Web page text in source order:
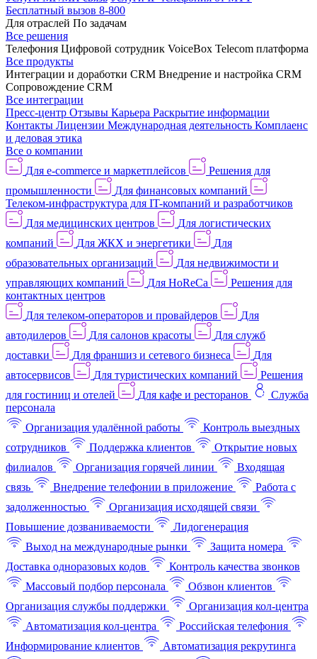
Бесплатный вызов 8-800
Для отраслей По задачам
Все решения
Телефония Цифровой сотрудник VoiceBox Telecom платформа
Все продукты
Интеграции и доработки CRM Внедрение и настройка CRM
Сопровождение CRM
Все интеграции
Пресс-центр Отзывы Карьера Раскрытие информации
Контакты Лицензии Международная деятельность Комплаенс
и деловая этика
Все о компании
Для e-commerce и маркетплейсов
Решения для
промышленности
Для финансовых компаний
Телеком-инфраструктура для IT-компаний и разработчиков
Для медицинских центров
Для логистических
компаний
Для ЖКХ и энергетики
Для
образовательных организаций
Для недвижимости и
управляющих компаний
Для HoReCa
Решения для
контактных центров
Для телеком-операторов и провайдеров
Для
автодилеров
Для салонов красоты
Для служб
доставки
Для франшиз и сетевого бизнеса
Для
автосервисов
Для туристических компаний
Решения
для гостиниц и отелей
Для кафе и ресторанов
Служба
персонала
Организация удалённой работы
Контроль выездных
сотрудников
Поддержка клиентов
Открытие новых
филиалов
Организация горячей линии
Входящая
связь
Внедрение телефонии в приложение
Работа с
задолженностью
Организация исходящей связи
Повышение дозваниваемости
Лидогенерация
Выход на международные рынки
Защита номера
Доставка одноразовых кодов
Контроль качества звонков
Массовый подбор персонала
Обзвон клиентов
Организация службы поддержки
Организация кол-центра
Автоматизация кол-центра
Российская телефония
Информирование клиентов
Автоматизация рекрутинга